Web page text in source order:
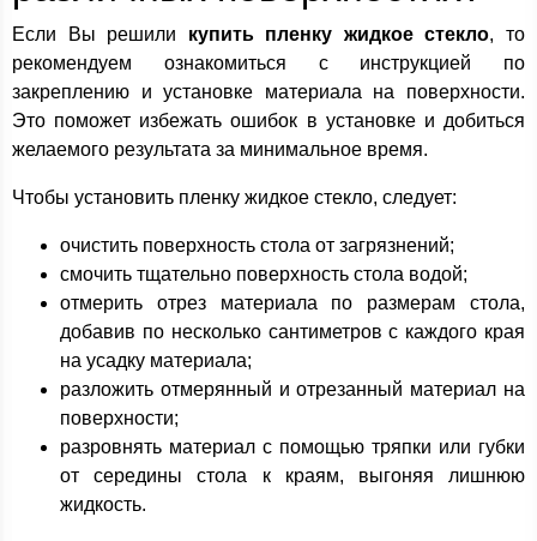
Если Вы решили купить пленку жидкое стекло, то
рекомендуем ознакомиться с инструкцией по
закреплению и установке материала на поверхности.
Это поможет избежать ошибок в установке и добиться
желаемого результата за минимальное время.
Чтобы установить пленку жидкое стекло, следует:
очистить поверхность стола от загрязнений;
смочить тщательно поверхность стола водой;
отмерить отрез материала по размерам стола,
добавив по несколько сантиметров с каждого края
на усадку материала;
разложить отмерянный и отрезанный материал на
поверхности;
разровнять материал с помощью тряпки или губки
от середины стола к краям, выгоняя лишнюю
жидкость.